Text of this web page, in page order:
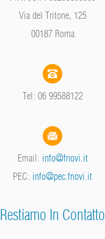
Via del Tritone, 125
00187 Roma
Tel: 06 99588122
Email: info@fnovi.it
PEC: info@pec.fnovi.it
Restiamo In Contatto